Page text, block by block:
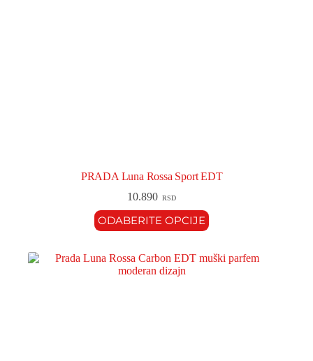
PRADA Luna Rossa Sport EDT
10.890 RSD
ODABERITE OPCIJE